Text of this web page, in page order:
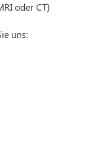
oder CT)
uns: